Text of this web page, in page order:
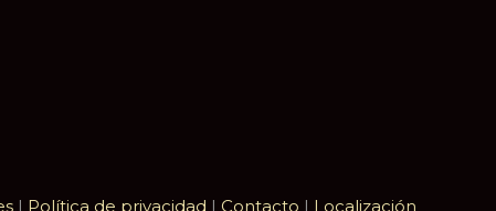
| Política de privacidad | Contacto | Localización